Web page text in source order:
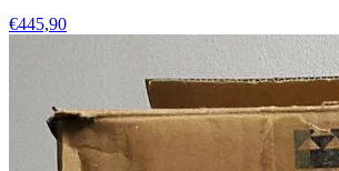
€445,90